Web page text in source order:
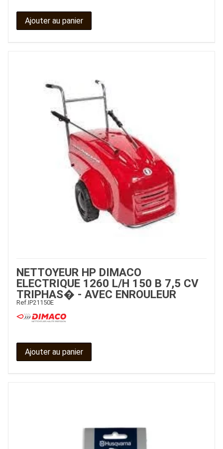
Ajouter au panier
NETTOYEUR HP DIMACO
ELECTRIQUE 1260 L/H 150 B 7,5 CV
TRIPHAS� - AVEC ENROULEUR
Ref.IP21150E
Ajouter au panier